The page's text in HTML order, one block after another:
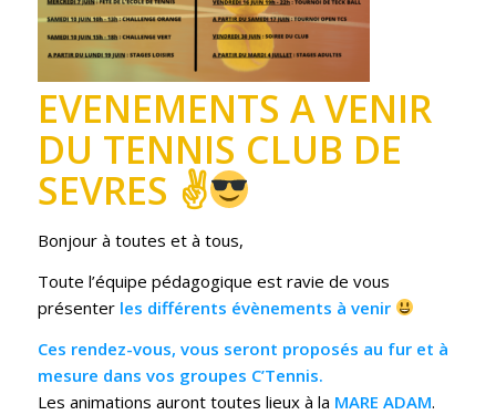
EVENEMENTS A VENIR
DU TENNIS CLUB DE
SEVRES ✌
Bonjour à toutes et à tous,
Toute l’équipe pédagogique est ravie de vous
présenter les différents évènements à venir
Ces rendez-vous, vous seront proposés au fur et à
mesure dans vos groupes C’Tennis.
Les animations auront toutes lieux à la MARE ADAM.